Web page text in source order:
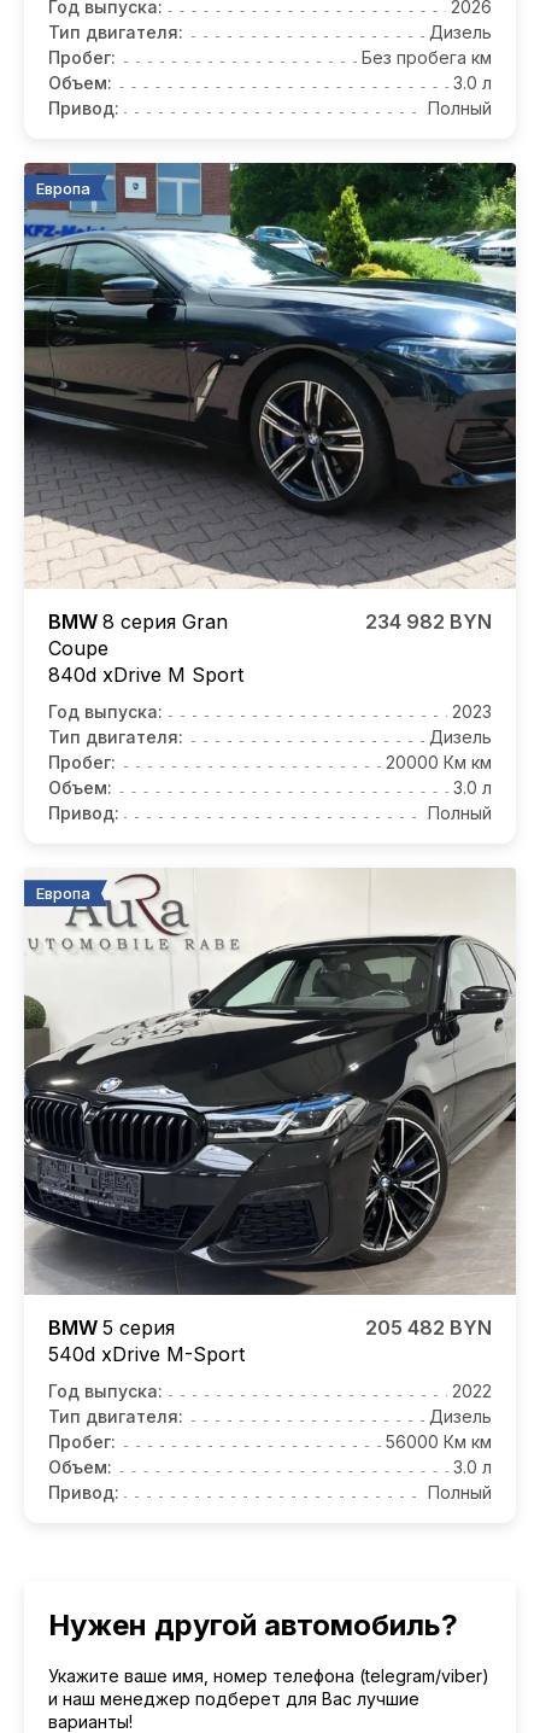
Год выпуска:
2026
Тип двигателя:
Дизель
Пробег:
Без пробега км
Объем:
3.0 л
Привод:
Полный
Европа
BMW 8 серия Gran
Coupe
840d xDrive M Sport
234 982 BYN
Год выпуска:
2023
Тип двигателя:
Дизель
Пробег:
20000 Км км
Объем:
3.0 л
Привод:
Полный
Европа
BMW 5 серия
540d xDrive M-Sport
205 482 BYN
Год выпуска:
2022
Тип двигателя:
Дизель
Пробег:
56000 Км км
Объем:
3.0 л
Привод:
Полный
Нужен другой автомобиль?
Укажите ваше имя, номер телефона (telegram/viber)
и наш менеджер подберет для Вас лучшие
варианты!